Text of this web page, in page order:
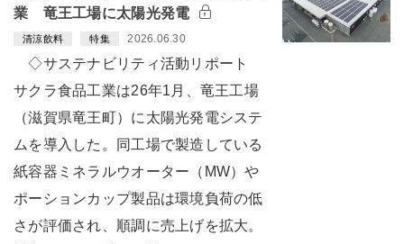
業 竜王工場に太陽光発電
清涼飲料 特集 2026.06.30
◇サステナビリティ活動リポート
サクラ食品工業は26年1月、竜王工場
（滋賀県竜王町）に太陽光発電システ
ムを導入した。同工場で製造している
紙容器ミネラルウオーター（MW）や
ポーションカップ製品は環境負荷の低
さが評価され、順調に売上げを拡大。